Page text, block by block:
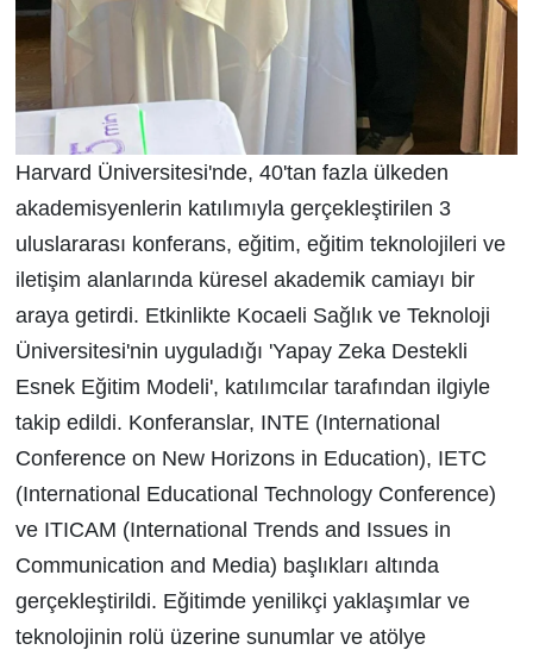
Harvard Üniversitesi'nde, 40'tan fazla ülkeden
akademisyenlerin katılımıyla gerçekleştirilen 3
uluslararası konferans, eğitim, eğitim teknolojileri ve
iletişim alanlarında küresel akademik camiayı bir
araya getirdi. Etkinlikte Kocaeli Sağlık ve Teknoloji
Üniversitesi'nin uyguladığı 'Yapay Zeka Destekli
Esnek Eğitim Modeli', katılımcılar tarafından ilgiyle
takip edildi. Konferanslar, INTE (International
Conference on New Horizons in Education), IETC
(International Educational Technology Conference)
ve ITICAM (International Trends and Issues in
Communication and Media) başlıkları altında
gerçekleştirildi. Eğitimde yenilikçi yaklaşımlar ve
teknolojinin rolü üzerine sunumlar ve atölye